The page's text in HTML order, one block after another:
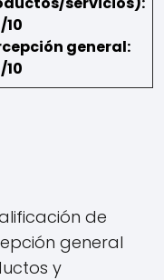
10
general:
10
de
general
y